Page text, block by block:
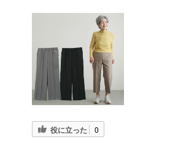
役に立った 0